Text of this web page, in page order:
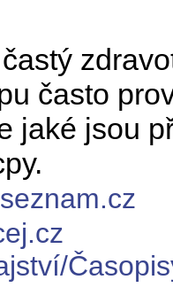
často
jaké jsou
seznam.cz